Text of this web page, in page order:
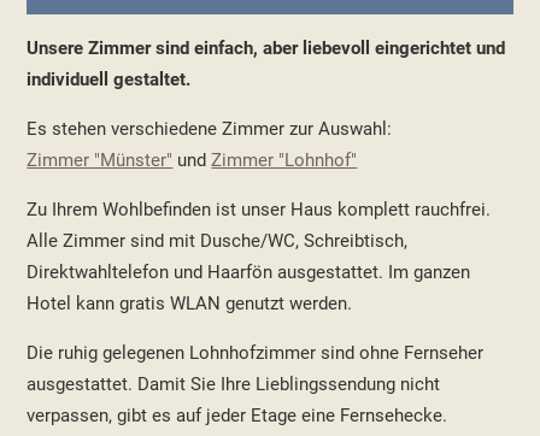
Unsere Zimmer sind einfach, aber liebevoll eingerichtet und
individuell gestaltet.
Es stehen verschiedene Zimmer zur Auswahl:
Zimmer "Münster" undZimmer "Lohnhof"
Zu Ihrem Wohlbefinden ist unser Haus komplett rauchfrei.
Alle Zimmer sind mit Dusche/WC, Schreibtisch,
Direktwahltelefon und Haarfön ausgestattet. Im ganzen
Hotel kann gratis WLAN genutzt werden.
Die ruhig gelegenen Lohnhofzimmer sind ohne Fernseher
ausgestattet. Damit Sie Ihre Lieblingssendung nicht
verpassen, gibt es auf jeder Etage eine Fernsehecke.